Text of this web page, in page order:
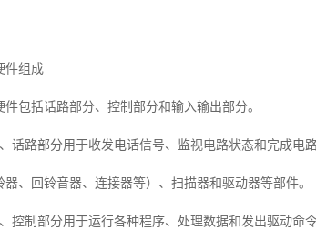
件组成
件包括话路部分、控制部分和输入输出部分。
话路部分用于收发电话信号、监视电路状态和完成电
器、回铃音器、连接器等）、扫描器和驱动器等部件。
控制部分用于运行各种程序、处理数据和发出驱动命